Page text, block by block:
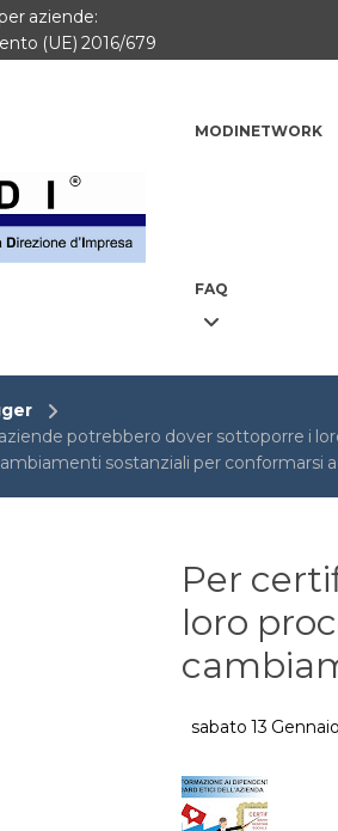
aziende:
(UE) 2016/679
MODINETWORK
FAQ
potrebbero dover sottoporre i
sostanziali per conformarsi
Per
loro
sabato 13